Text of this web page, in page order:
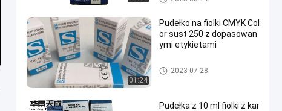
01:24
Pudełko na fiolki CMYK Col
or sust 250 z dopasowan
ymi etykietami
10ml fiolka pola
2023-07-28
Pudełka z 10 ml fiolki z kar